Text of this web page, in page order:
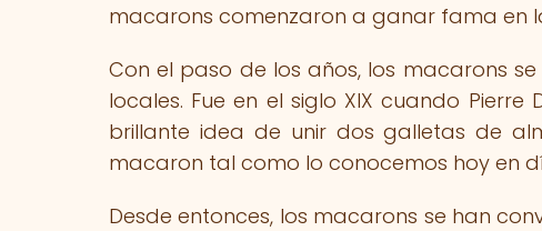
macarons comenzaron a ganar fama en
Con el paso de los años, los macarons
locales. Fue en el siglo XIX cuando Pierre
brillante idea de unir dos galletas de
macaron tal como lo conocemos hoy en
Desde entonces, los macarons se han